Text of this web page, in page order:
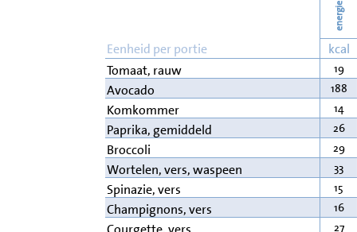
energie
Eenheid per portie kcal
Tomaat, rauw
19
Avocado 188
Komkommer 14
Paprika, gemiddeld 26
Broccoli 29
Wortelen, vers, waspeen 33
Spinazie, vers 15
Champignons, vers 16
27